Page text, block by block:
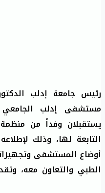
رئيس جامعة إدلب
مستشفى إدلب الجامعي
يستقبلان وفداً من
أوضاع المستشفى
الطبي والتعاون معه،